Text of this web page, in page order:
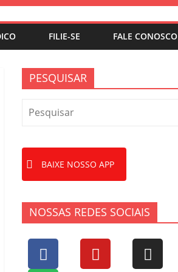
FILIE-SE FALE CONOSCO
PESQUISAR
BAIXE NOSSO APP
NOSSAS REDES SOCIAIS